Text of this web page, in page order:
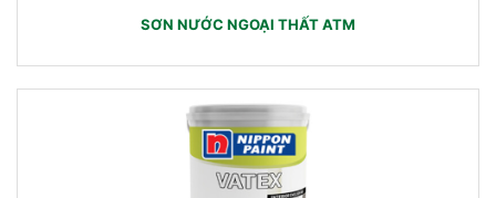
SƠN NƯỚC NGOẠI THẤT ATM